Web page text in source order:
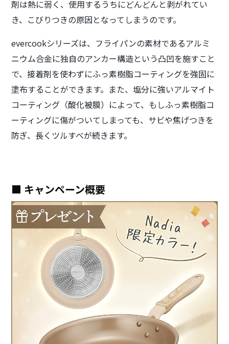
剤は熱に弱く、使用するうちにどんどんと剥がれてい
き、こびりつきの原因となってしまうのです。
evercookシリーズは、フライパンの素材であるアルミ
ニウム合金に独自のアンカー構造という凸凹を施すこと
で、接着剤を使わずにふっ素樹脂コーティングを強固に
塗布することができます。また、塩分に強いアルマイト
コーティング（酸化被膜）によって、もしふっ素樹脂コ
ーティングに傷がついてしまっても、サビや焦げつきを
防ぎ、長くツルすべが続きます。
■ キャンペーン概要